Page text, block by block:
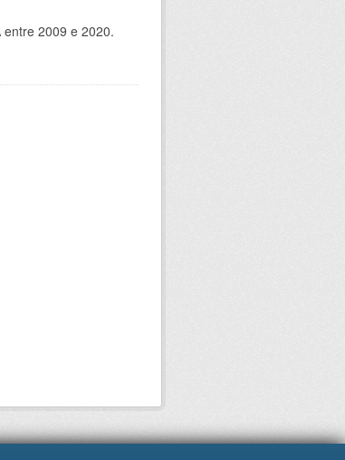
2009 e 2020.